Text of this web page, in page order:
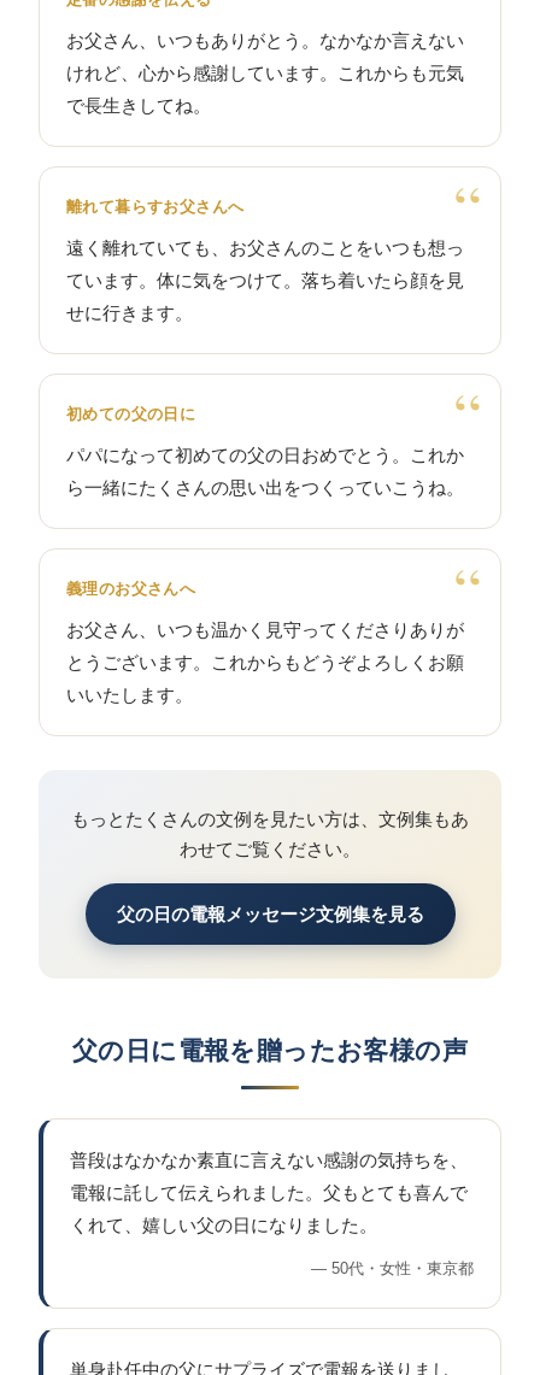
お父さん、いつもありがとう。なかなか言えない
けれど、心から感謝しています。これからも元気
で長生きしてね。
離れて暮らすお父さんへ
遠く離れていても、お父さんのことをいつも想っ
ています。体に気をつけて。落ち着いたら顔を見
せに行きます。
初めての父の日に
パパになって初めての父の日おめでとう。これか
ら一緒にたくさんの思い出をつくっていこうね。
義理のお父さんへ
お父さん、いつも温かく見守ってくださりありが
とうございます。これからもどうぞよろしくお願
いいたします。
もっとたくさんの文例を見たい方は、文例集もあ
わせてご覧ください。
父の日の電報メッセージ文例集を見る
父の日に電報を贈ったお客様の声
普段はなかなか素直に言えない感謝の気持ちを、
電報に託して伝えられました。父もとても喜んで
くれて、嬉しい父の日になりました。
50代・女性・東京都
単身赴任中の父にサプライズで電報を送りまし